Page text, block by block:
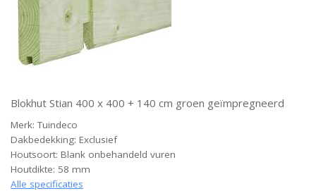
Blokhut Stian 400 x 400 + 140 cm groen geïmpregneerd
Merk: Tuindeco
Dakbedekking: Exclusief
Houtsoort: Blank onbehandeld vuren
Houtdikte: 58 mm
Alle specificaties